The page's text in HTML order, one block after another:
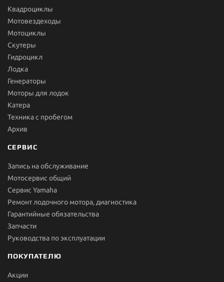
Квадроциклы
Мотовездеходы
Мотоциклы
Скутеры
Гидроцикл
Лодка
Генераторы
Моторы для лодок
Катера
Техника с пробегом
Архив
СЕРВИС
Запись на обслуживание
Мотосервис общий
Сервис Yamaha
Ремонт лодочного мотора, диагностика
Гарантийные обязательства
Запчасти
Руководства по эксплуатации
ПОКУПАТЕЛЮ
Акции